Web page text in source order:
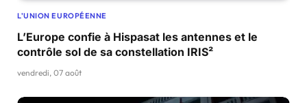
L'UNION EUROPÉENNE
L’Europe confie à Hispasat les antennes et le
contrôle sol de sa constellation IRIS²
vendredi, 07 août